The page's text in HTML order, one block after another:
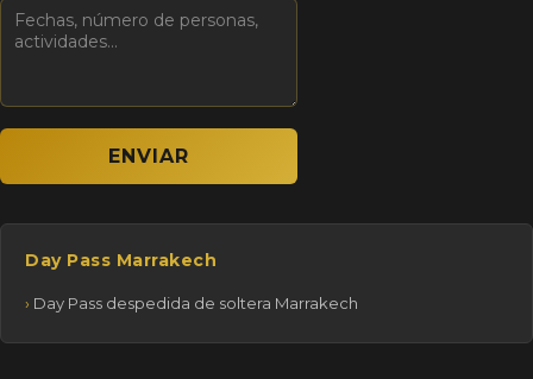
Day Pass Marrakech
Day Pass despedida de soltera Marrakech